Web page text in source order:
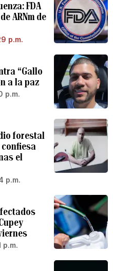
FDA
ARNm de
p.m.
“Gallo
a la paz
p.m.
forestal
el
p.m.
p.m.